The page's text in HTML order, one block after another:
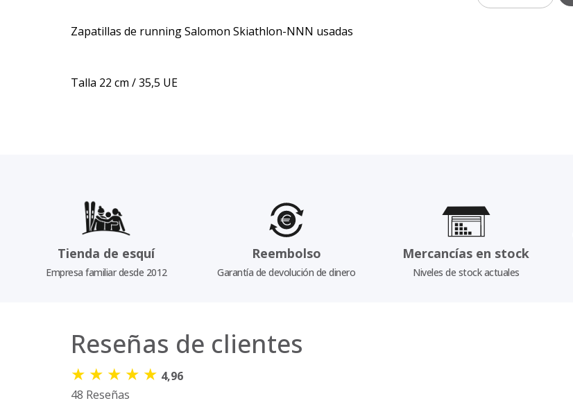
Zapatillas de running Salomon Skiathlon-NNN usadas
Talla 22 cm / 35,5 UE
Tienda de esquí
Empresa familiar desde 2012
Reembolso
Garantía de devolución de dinero
Mercancías en stock
Niveles de stock actuales
Reseñas de clientes
★ ★ ★ ★ ★ 4,96
48 Reseñas